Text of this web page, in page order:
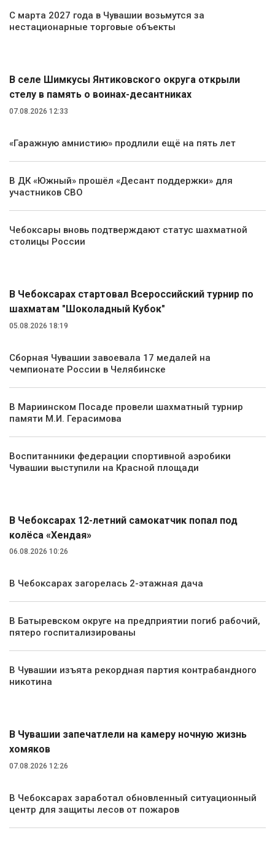
С марта 2027 года в Чувашии возьмутся за
нестационарные торговые объекты
В селе Шимкусы Янтиковского округа открыли
стелу в память о воинах-десантниках
07.08.2026 12:33
«Гаражную амнистию» продлили ещё на пять лет
В ДК «Южный» прошёл «Десант поддержки» для
участников СВО
Чебоксары вновь подтверждают статус шахматной
столицы России
В Чебоксарах стартовал Всероссийский турнир по
шахматам "Шоколадный Кубок"
05.08.2026 18:19
Сборная Чувашии завоевала 17 медалей на
чемпионате России в Челябинске
В Мариинском Посаде провели шахматный турнир
памяти М.И. Герасимова
Воспитанники федерации спортивной аэробики
Чувашии выступили на Красной площади
В Чебоксарах 12-летний самокатчик попал под
колёса «Хендая»
06.08.2026 10:26
В Чебоксарах загорелась 2-этажная дача
В Батыревском округе на предприятии погиб рабочий,
пятеро госпитализированы
В Чувашии изъята рекордная партия контрабандного
никотина
В Чувашии запечатлели на камеру ночную жизнь
хомяков
07.08.2026 12:26
В Чебоксарах заработал обновленный ситуационный
центр для защиты лесов от пожаров